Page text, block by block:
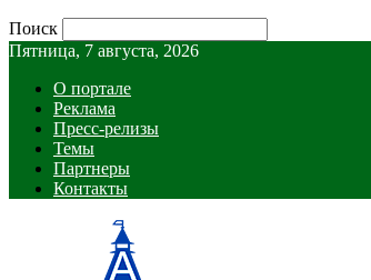
Поиск
Пятница, 7 августа, 2026
О портале
Реклама
Пресс-релизы
Темы
Партнеры
Контакты